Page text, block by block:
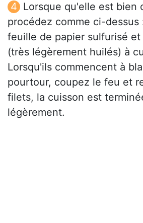
Lorsque qu'elle est bien
procédez comme ci-dessus
feuille de papier sulfurisé
(très légèrement huilés) à
Lorsqu'ils commencent à
pourtour, coupez le feu et
filets, la cuisson est
légèrement.